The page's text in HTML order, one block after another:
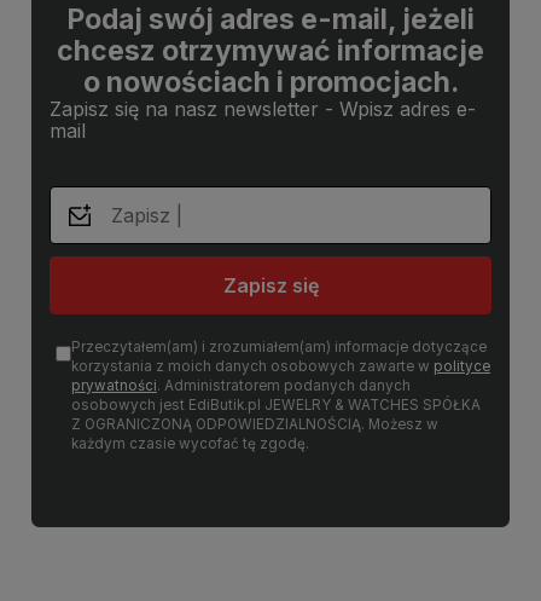
Podaj swój adres e-mail, jeżeli
chcesz otrzymywać informacje
o nowościach i promocjach.
Zapisz się na nasz newsletter - Wpisz adres e-
mail
Zapisz się
Przeczytałem(am) i zrozumiałem(am) informacje dotyczące
korzystania z moich danych osobowych zawarte w polityce
prywatności. Administratorem podanych danych
osobowych jest EdiButik.pl JEWELRY & WATCHES SPÓŁKA
Z OGRANICZONĄ ODPOWIEDZIALNOŚCIĄ. Możesz w
każdym czasie wycofać tę zgodę.